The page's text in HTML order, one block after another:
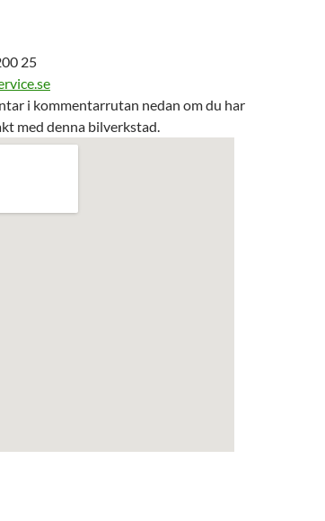
25
i kommentarrutan nedan om du har
med denna bilverkstad.